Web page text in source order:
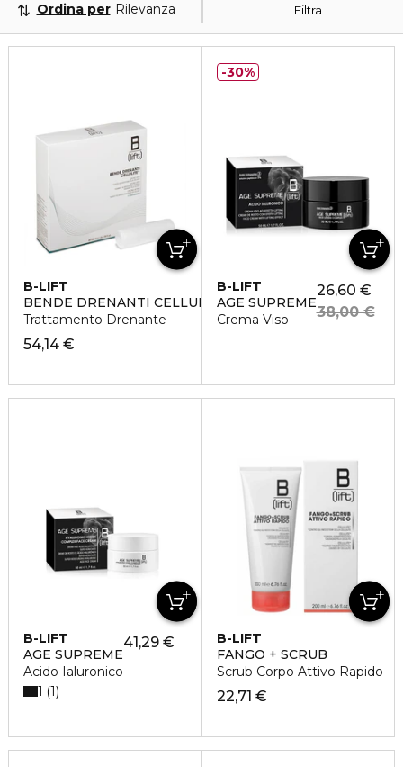
Filtra
Ordina per Rilevanza
B-LIFT
BENDE DRENANTI CELLULITE
Trattamento Drenante
54,14 €
B-LIFT
AGE SUPREME
Crema Viso
26,60 €
38,00 €
30%
B-LIFT
AGE SUPREME
Acido Ialuronico
41,29 €
1 1
B-LIFT
FANGO + SCRUB
Scrub Corpo Attivo Rapido
22,71 €